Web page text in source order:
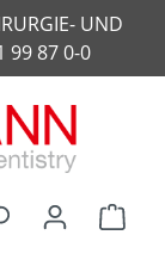
UND
99 87 0-0